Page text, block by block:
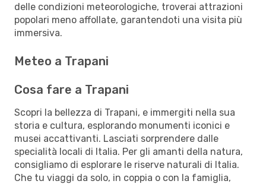
delle condizioni meteorologiche, troverai attrazioni
popolari meno affollate, garantendoti una visita più
immersiva.
Meteo a Trapani
Cosa fare a Trapani
Scopri la bellezza di Trapani, e immergiti nella sua
storia e cultura, esplorando monumenti iconici e
musei accattivanti. Lasciati sorprendere dalle
specialità locali di Italia. Per gli amanti della natura,
consigliamo di esplorare le riserve naturali di Italia.
Che tu viaggi da solo, in coppia o con la famiglia,